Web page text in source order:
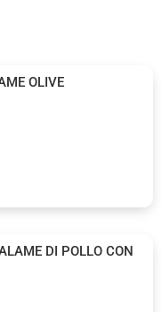
OLIVE
DI POLLO CON